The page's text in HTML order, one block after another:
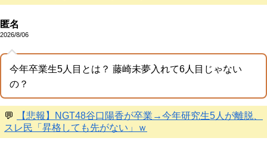
匿名
2026/8/06
今年卒業生5人目とは？ 藤崎未夢入れて6人目じゃない
の？
💬
【悲報】NGT48谷口陽香が卒業→今年研究生5人が離脱、
スレ民「昇格しても先がない」ｗ